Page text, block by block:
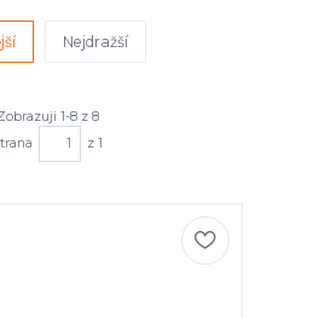
Nejdražší
1-8 z 8
z 1